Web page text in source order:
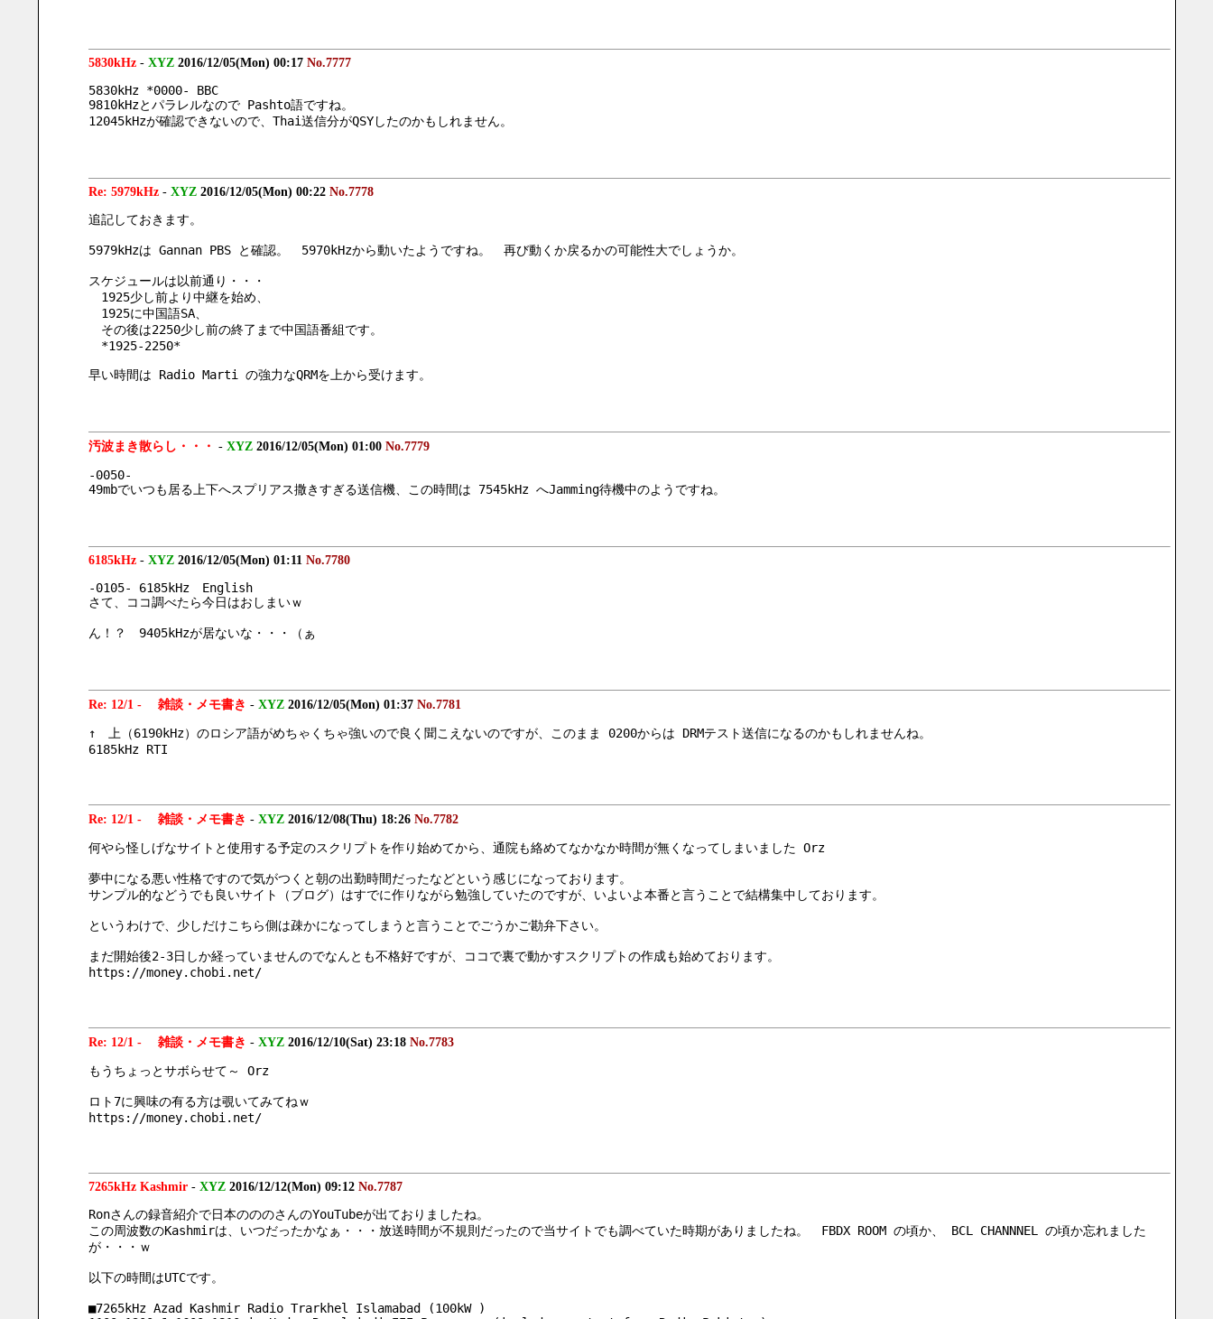
5830kHz- XYZ 2016/12/05(Mon) 00:17 No.7777
5830kHz *0000- BBC
9810kHzとパラレルなので Pashto語ですね。
12045kHzが確認できないので、Thai送信分がQSYしたのかもしれません。
Re: 5979kHz- XYZ 2016/12/05(Mon) 00:22 No.7778
追記しておきます。
5979kHzは Gannan PBS と確認。　5970kHzから動いたようですね。　再び動くか戻るかの可能性大でしょうか。
スケジュールは以前通り・・・
1925少し前より中継を始め、
1925に中国語SA、
その後は2250少し前の終了まで中国語番組です。
*1925-2250*
早い時間は Radio Marti の強力なQRMを上から受けます。
汚波まき散らし・・・ - XYZ 2016/12/05(Mon) 01:00 No.7779
-0050-
49mbでいつも居る上下へスプリアス撒きすぎる送信機、この時間は 7545kHz へJamming待機中のようですね。
6185kHz- XYZ 2016/12/05(Mon) 01:11 No.7780
-0105- 6185kHz　English
さて、ココ調べたら今日はおしまいｗ
ん！？　9405kHzが居ないな・・・（ぁ
Re: 12/1 - 雑談・メモ書き - XYZ 2016/12/05(Mon) 01:37 No.7781
↑　上（6190kHz）のロシア語がめちゃくちゃ強いので良く聞こえないのですが、このまま 0200からは DRMテスト送信になるのかもしれませんね。
6185kHz RTI
Re: 12/1 - 雑談・メモ書き - XYZ 2016/12/08(Thu) 18:26 No.7782
何やら怪しげなサイトと使用する予定のスクリプトを作り始めてから、通院も絡めてなかなか時間が無くなってしまいました Orz
夢中になる悪い性格ですので気がつくと朝の出勤時間だったなどという感じになっております。
サンプル的などうでも良いサイト（ブログ）はすでに作りながら勉強していたのですが、いよいよ本番と言うことで結構集中しております。
というわけで、少しだけこちら側は疎かになってしまうと言うことでごうかご勘弁下さい。
まだ開始後2-3日しか経っていませんのでなんとも不格好ですが、ココで裏で動かすスクリプトの作成も始めております。
https://money.chobi.net/
Re: 12/1 - 雑談・メモ書き - XYZ 2016/12/10(Sat) 23:18 No.7783
もうちょっとサボらせて～ Orz
ロト7に興味の有る方は覗いてみてねｗ
https://money.chobi.net/
7265kHz Kashmir- XYZ 2016/12/12(Mon) 09:12 No.7787
Ronさんの録音紹介で日本のののさんのYouTubeが出ておりましたね。
この周波数のKashmirは、いつだったかなぁ・・・放送時間が不規則だったので当サイトでも調べていた時期がありましたね。　FBDX ROOM の頃か、 BCL CHANNNEL の頃か忘れました
が・・・ｗ
以下の時間はUTCです。
■7265kHz Azad Kashmir Radio Trarkhel Islamabad (100kW )